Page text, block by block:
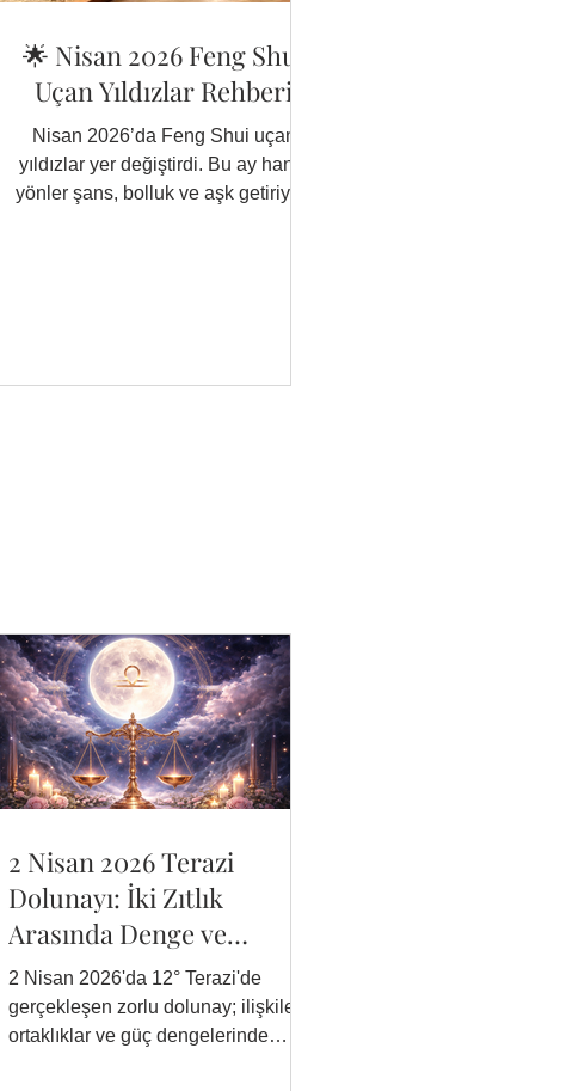
🌟 Nisan 2026 Feng Shui
Uçan Yıldızlar Rehberi
Nisan 2026’da Feng Shui uçan
yıldızlar yer değiştirdi. Bu ay hangi
yönler şans, bolluk ve aşk getiriyor;
2 Nisan 2026 Terazi
Dolunayı: İki Zıtlık
Arasında Denge ve
Dönüşüm
2 Nisan 2026'da 12° Terazi'de
gerçekleşen zorlu dolunay; ilişkiler,
ortaklıklar ve güç dengelerinde